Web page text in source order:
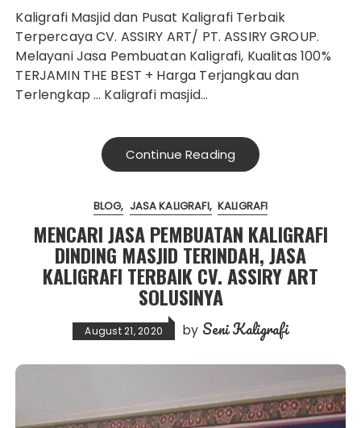
Kaligrafi Masjid dan Pusat Kaligrafi Terbaik
Terpercaya CV. ASSIRY ART/ PT. ASSIRY GROUP.
Melayani Jasa Pembuatan Kaligrafi, Kualitas 100%
TERJAMIN THE BEST + Harga Terjangkau dan
Terlengkap … Kaligrafi masjid…
Continue Reading
BLOG JASA KALIGRAFI KALIGRAFI
MENCARI JASA PEMBUATAN KALIGRAFI
DINDING MASJID TERINDAH, JASA
KALIGRAFI TERBAIK CV. ASSIRY ART
SOLUSINYA
August 21, 2020 by Seni Kaligrafi